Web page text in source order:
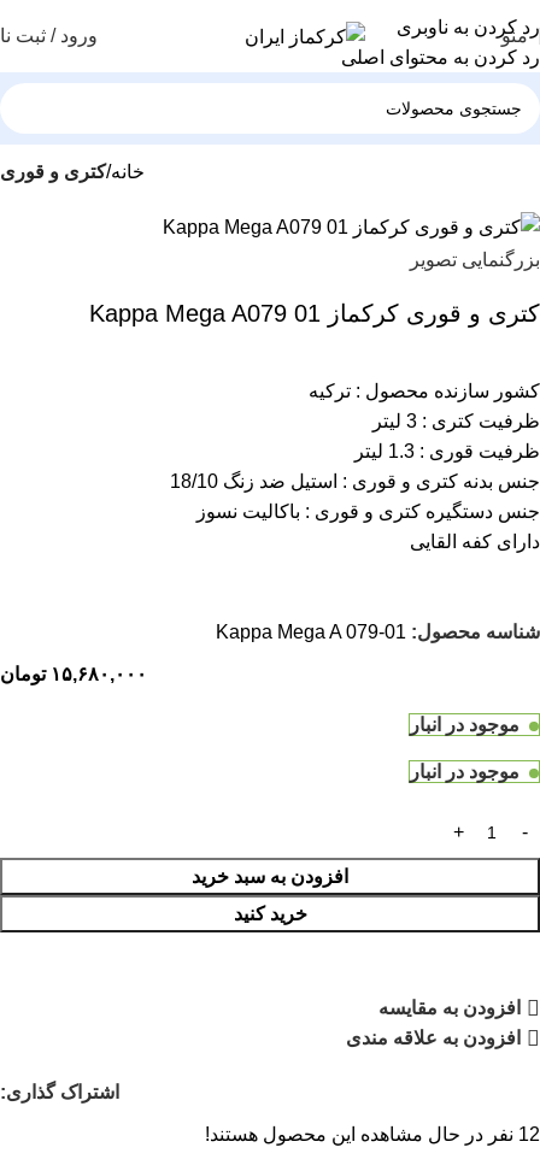
رد کردن به ناوبری
رد کردن به محتوای اصلی
منو ورود / ثبت
خانه کتری و قوری
بزرگنمایی تصویر
کتری و قوری کرکماز Kappa Mega A079 01
کشور سازنده محصول : ترکیه
ظرفیت کتری : 3 لیتر
ظرفیت قوری : 1.3 لیتر
جنس بدنه کتری و قوری : استیل ضد زنگ 18/10
جنس دستگیره کتری و قوری : باکالیت نسوز
دارای کفه القایی
شناسه محصول: Kappa Mega A 079-01
۱۵,۶۸۰,۰۰۰ تومان
موجود در انبار
موجود در انبار
افزودن به سبد خرید
خرید کنید
افزودن به مقایسه
افزودن به علاقه مندی
اشتراک گذاری:
12 نفر در حال مشاهده این محصول هستند!